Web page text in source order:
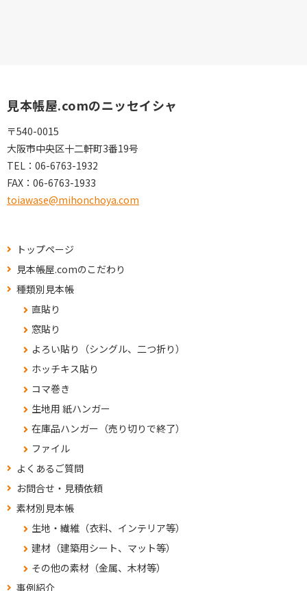
見本帳屋.comのニッセイシャ
〒540-0015
大阪市中央区十二軒町3番19号
TEL： 06-6763-1932
FAX： 06-6763-1933
toiawase@mihonchoya.com
トップページ
見本帳屋.comのこだわり
種類別見本帳
直貼り
窓貼り
よろい貼り（シングル、二つ折り）
ホッチキス貼り
コマ巻き
生地用 紙ハンガー
在庫品ハンガー（売り切りで終了）
ファイル
よくあるご質問
お問合せ・見積依頼
素材別見本帳
生地・繊維（衣料、インテリア等）
建材（建築用シート、マット等）
その他の素材（金属、木材等）
事例紹介